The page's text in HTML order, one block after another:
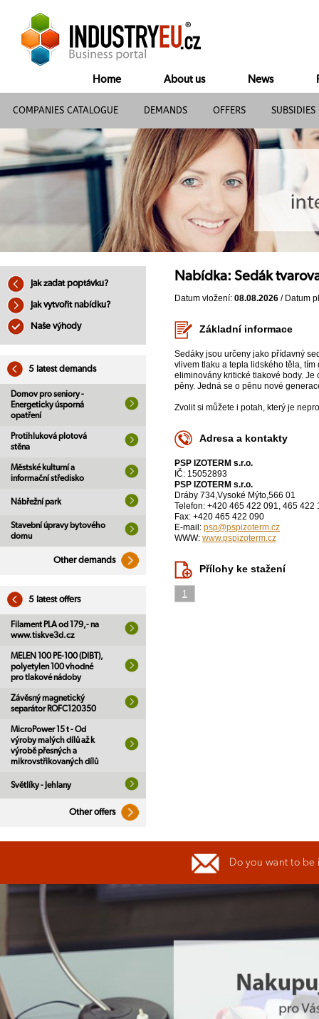
Home About us News
COMPANIES CATALOGUE DEMANDS OFFERS SUBSIDIES
Jak zadat poptávku?
Jak vytvořit nabídku?
Naše výhody
5 latest demands
Domov pro seniory -
Energeticky úsporná
opatření
Protihluková plotová
stěna
Městské kulturní a
informační středisko
Nábřežní park
Stavební úpravy bytového
domu
Other demands
5 latest offers
Filament PLA od 179,- na
www.tiskve3d.cz
MELEN 100 PE-100 (DIBT),
polyetylen 100 vhodné
pro tlakové nádoby
Závěsný magnetický
separátor ROFC120350
MicroPower 15 t - Od
výroby malých dílů až k
výrobě přesných a
mikrovstřikovaných dílů
Světlíky - Jehlany
Other offers
Nabídka: Sedák
Datum vložení: 08.08.2026 / Datum
Základní informace
Sedáky jsou určeny jako přídavný
vlivem tlaku a tepla lidského těla,
eliminovány kritické tlakové body.
pěny. Jedná se o pěnu nové
Zvolit si můžete i potah, který je
Adresa a kontakty
PSP IZOTERM s.r.o.
IČ: 15052893
PSP IZOTERM s.r.o.
Dráby 734,Vysoké Mýto,566 01
Telefon: +420 465 422 091, 465 422
Fax: +420 465 422 090
E-mail: psp@pspizoterm.cz
WWW: www.pspizoterm.cz
Přílohy ke stažení
1
Do you want to